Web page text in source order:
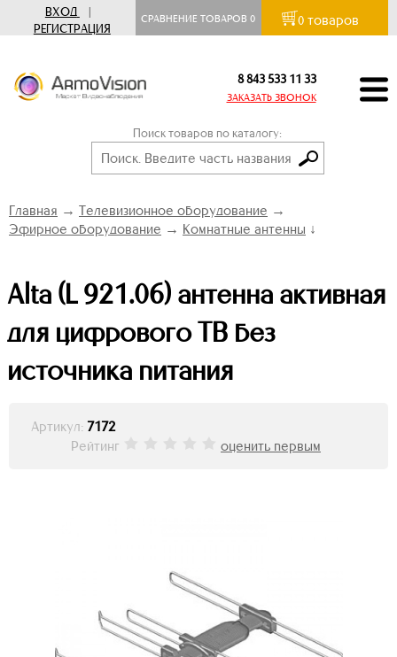
ВХОД
|
РЕГИСТРАЦИЯ
СРАВНЕНИЕ ТОВАРОВ0 0 товаров
8 843 533 11 33
ЗАКАЗАТЬ ЗВОНОК
Поиск товаров по каталогу:
Главная → Телевизионное оборудование →
Эфирное оборудование → Комнатные антенны ↓
Alta (L 921.06) антенна активная
для цифрового ТВ без
источника питания
Артикул: 7172
Рейтинг
оценить первым